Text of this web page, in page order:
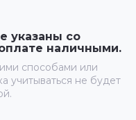
указаны со
наличными.
способами или
учитываться не будет